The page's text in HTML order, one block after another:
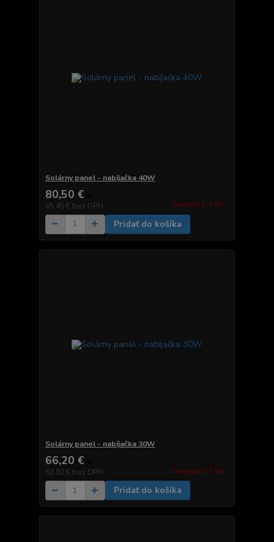
Solárny panel - nabíjačka 40W
80,50 €
65,45 € bez DPH Zvyčajne 2-7 dni.
Pridať do košíka
Solárny panel - nabíjačka 30W
66,20 €
53,82 € bez DPH Zvyčajne 2-7 dni.
Pridať do košíka